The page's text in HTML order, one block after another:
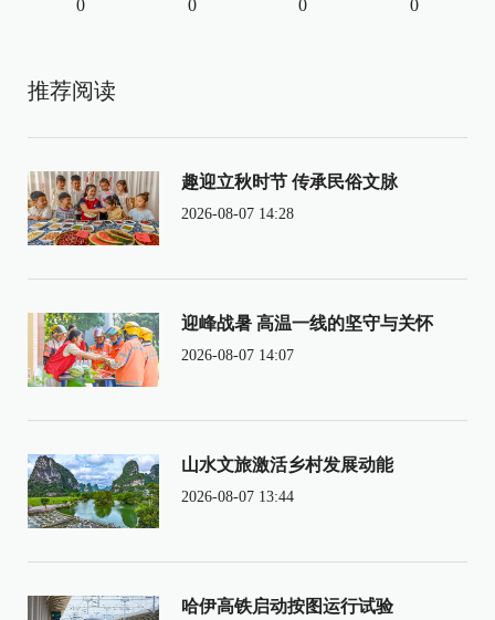
0 0 0 0
推荐阅读
趣迎立秋时节 传承民俗文脉
2026-08-07 14:28
迎峰战暑 高温一线的坚守与关怀
2026-08-07 14:07
山水文旅激活乡村发展动能
2026-08-07 13:44
哈伊高铁启动按图运行试验